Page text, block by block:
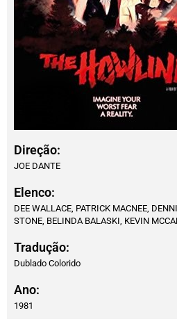
Direção:
JOE DANTE
Elenco:
DEE WALLACE, PATRICK MACNEE,
STONE, BELINDA BALASKI, KEVIN
Tradução:
Dublado Colorido
Ano:
1981